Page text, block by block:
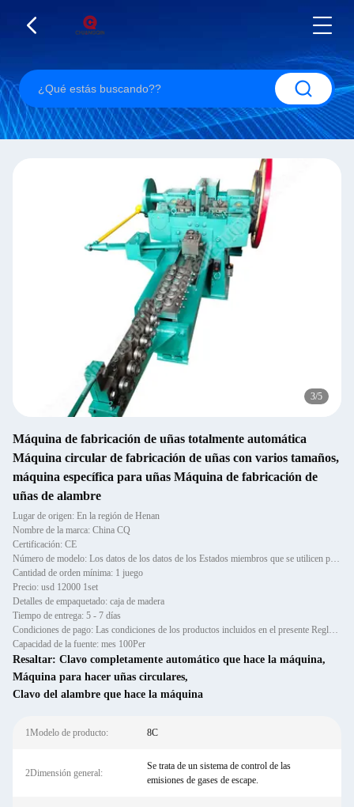
3/5
Máquina de fabricación de uñas totalmente automática
Máquina circular de fabricación de uñas con varios tamaños,
máquina específica para uñas Máquina de fabricación de
uñas de alambre
Lugar de origen: En la región de Henan
Nombre de la marca: China CQ
Certificación: CE
Número de modelo: Los datos de los datos de los Estados miembros que se utilicen para la evaluación de la conformidad
Cantidad de orden mínima: 1 juego
Precio: usd 12000 1set
Detalles de empaquetado: caja de madera
Tiempo de entrega: 5 - 7 días
Condiciones de pago: Las condiciones de los productos incluidos en el presente Reglamento son las siguientes:
Capacidad de la fuente: mes 100Per
Resaltar: Clavo completamente automático que hace la máquina,
Máquina para hacer uñas circulares,
Clavo del alambre que hace la máquina
1Modelo de producto: 8C
2Dimensión general:
Se trata de un sistema de control de las
emisiones de gases de escape.